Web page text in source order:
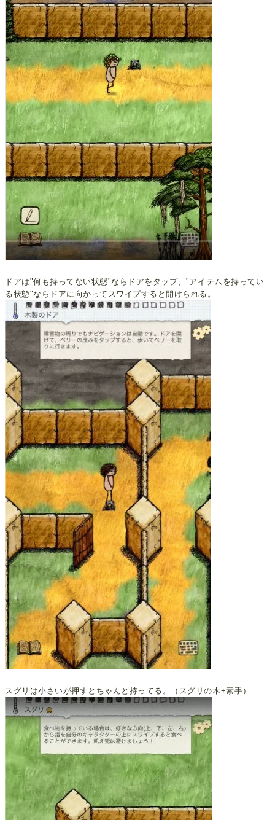
ドアは"何も持ってない状態"ならドアをタップ、"アイテムを持ってい
る状態"ならドアに向かってスワイプすると開けられる。
スグリは小さいが押すとちゃんと持ってる。（スグリの木+素手）